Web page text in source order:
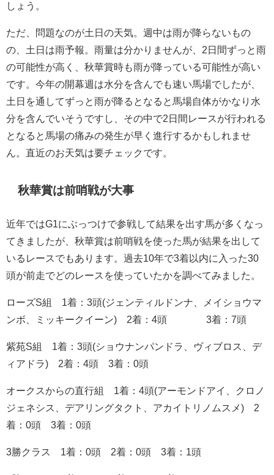
しょう。
ただ、問題なのが土日の天気。週中は雨が降らないもの
の、土日は雨予報。雨量は分かりませんが、2日間ずっと雨
の可能性が高く、秋華賞時も雨が降っている可能性が高い
です。今年の開幕週は水分を含んでも速い馬場でしたが、
土日を通してずっと雨が降るとなると馬場自体がかなり水
分を含んでいそうですし、その中で2日間レースが行われる
となると馬場の痛みの発生が早く進行するかもしれませ
ん。直近のお天気は要チェックです。
秋華賞は前哨戦が大事
近年ではG1にぶっつけで参戦して結果を出す馬が多くなっ
てきましたが、秋華賞は前哨戦を使った馬が結果を出して
いるレースでもあります。過去10年で3着以内に入った30
頭が前走でどのレースを使っていたかを調べてみました。
ローズS組 1着：3頭(ジェンティルドンナ、メイショウマ
ンボ、ミッキークイーン) 2着：4頭 3着：7頭
紫苑S組 1着：3頭(ショウナンパンドラ、ヴィブロス、デ
ィアドラ) 2着：4頭 3着：0頭
オークスからの直行組 1着：4頭(アーモンドアイ、クロノ
ジェネシス、デアリングタクト、アカイトリノムスメ) 2
着：0頭 3着：0頭
3勝クラス 1着：0頭 2着：0頭 3着：1頭